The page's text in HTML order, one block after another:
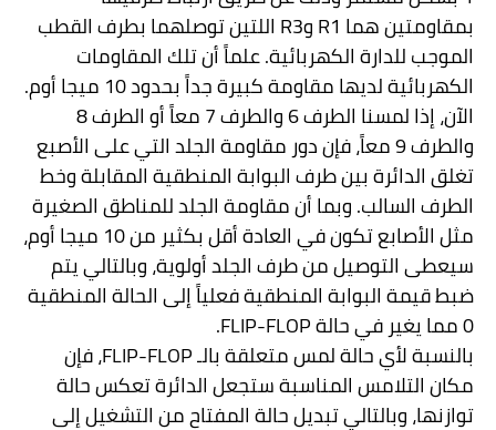
بمقاومتين هما R1وR3 اللتين توصلهما بطرف القطب
الموجب للدارة الكهربائية. علماً أن تلك المقاومات
الكهربائية لديها مقاومة كبيرة جداً بحدود 10 ميجا أوم.
الآن، إذا لمسنا الطرف 6 والطرف 7 معاً أو الطرف 8
والطرف 9 معاً، فإن دور مقاومة الجلد التي على الأصبع
تغلق الدائرة بين طرف البوابة المنطقية المقابلة وخط
الطرف السالب. وبما أن مقاومة الجلد للمناطق الصغيرة
مثل الأصابع تكون في العادة أقل بكثير من 10 ميجا أوم،
سيعطى التوصيل من طرف الجلد أولوية، وبالتالي يتم
ضبط قيمة البوابة المنطقية فعلياً إلى الحالة المنطقية
0 مما يغير في حالة
FLIP-FLOP
.
بالنسبة لأي حالة لمس متعلقة بالـFLIP-FLOP، فإن
مكان التلامس المناسبة ستجعل الدائرة تعكس حالة
توازنها، وبالتالي تبديل حالة المفتاح من التشغيل إلى